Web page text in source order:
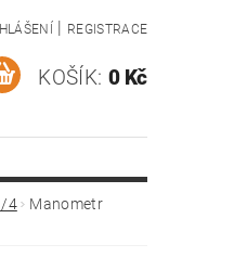
| REGISTRACE
KOŠÍK: 0 Kč
4
Manometr